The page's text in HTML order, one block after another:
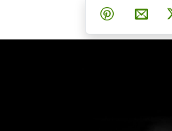
Teilen
Teilen auf
Per